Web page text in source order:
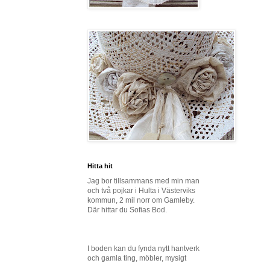
Hitta hit
Jag bor tillsammans med min man
och två pojkar i Hulta i Västerviks
kommun, 2 mil norr om Gamleby.
Där hittar du Sofias Bod.
I boden kan du fynda nytt hantverk
och gamla ting, möbler, mysigt